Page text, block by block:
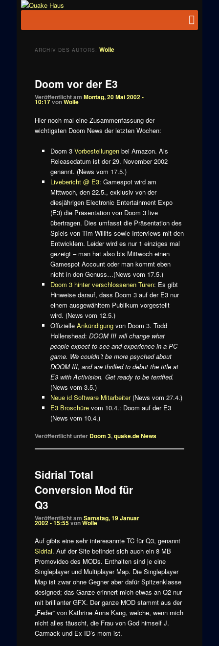
News zu
ARCHIV DES AUTORS: Wolle
Doom vor der E3
Veröffentlicht am Montag, 20 Mai 2002 -
10:17vonWolle
Hier noch mal eine Zusammenfassung der
wichtigsten Doom News der letzten Wochen:
Doom 3Vorbestellungen bei Amazon. Als
Releasedatum ist der 29. November 2002
genannt. (News vom 17.5.)
Livebericht @ E3: Gamespot wird am
Mittwoch, den 22.5., exklusiv von der
diesjährigen Electronic Entertainment Expo
(E3) die Präsentation von Doom 3 live
übertragen. Dies umfasst die Präsentation des
Spiels von Tim Willits sowie Interviews mit den
Entwicklern. Leider wird es nur 1 einziges mal
gezeigt – man hat also bis Mittwoch einen
Gamespot Account oder man kommt eben
nicht in den Genuss…(News vom 17.5.)
Doom 3 hinter verschlossenen Türen: Es gibt
Hinweise darauf, dass Doom 3 auf der E3 nur
einem ausgewähltem Publikum vorgestellt
wird. (News vom 12.5.)
OffizielleAnkündigung von Doom 3. Todd
Hollenshead:DOOM III will change what
people expect to see and experience in a PC
game. We couldn´t be more psyched about
DOOM III, and are thrilled to debut the title at
E3 with Activision. Get ready to be terrified.
(News vom 3.5.)
Neue id Software Mitarbeiter(News vom 27.4.)
E3 Broschüre vom 10.4.: Doom auf der E3
(News vom 10.4.)
Veröffentlicht unter Doom 3,quake.de News
Sidrial Total
Conversion Mod für
Q3
Veröffentlicht am Samstag, 19 Januar
2002 - 15:55vonWolle
Auf gibts eine sehr interesannte TC für Q3, genannt
Sidrial. Auf der Site befindet sich auch ein 8 MB
Promovideo des MODs. Enthalten sind je eine
Singleplayer und Multiplayer Map. Die Singleplayer
Map ist zwar ohne Gegner aber dafür Spitzenklasse
designed; das Ganze erinnert mich etwas an Q2 nur
mit brillianter GFX. Der ganze MOD stammt aus der
„Feder“ von Kathrine Anna Kang, welche, wenn mich
nicht alles täuscht, die Frau von God himself J.
Carmack und Ex-ID’s mom ist.